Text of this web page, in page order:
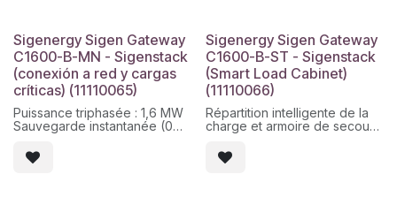
secours plus abondante
Protection du flux d'énergie
en veille de 350 ms pour le
réseau et le générateur
Alimentation électrique
ininterrompue via
PV+ESS/réseau/générateur
Sigenergy Sigen Gateway
C1600-B-MN - Sigenstack
(conexión a red y cargas
críticas) (11110065)
Puissance triphasée : 1,6 MW
Sauvegarde instantanée (0
Prend en charge jusqu'à 30
batteries SigenStor
Sigenergy Sigen Gateway
C1600-B-ST - Sigenstack
(Smart Load Cabinet)
(11110066)
Répartition intelligente de la
charge et armoire de secours
charges critiques et non
critiques